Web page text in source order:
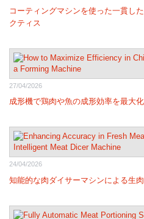
コーティングマシンを使った一貫し
クティス
27/04/2026
成形機で鶏肉や魚の成形効率を最大
24/04/2026
知能的な肉ダイサーマシンによる生